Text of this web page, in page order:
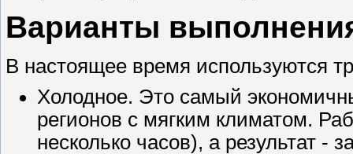
Варианты
В настоящее время используются
Холодное. Это самый
регионов с мягким климатом.
несколько часов), а результат -